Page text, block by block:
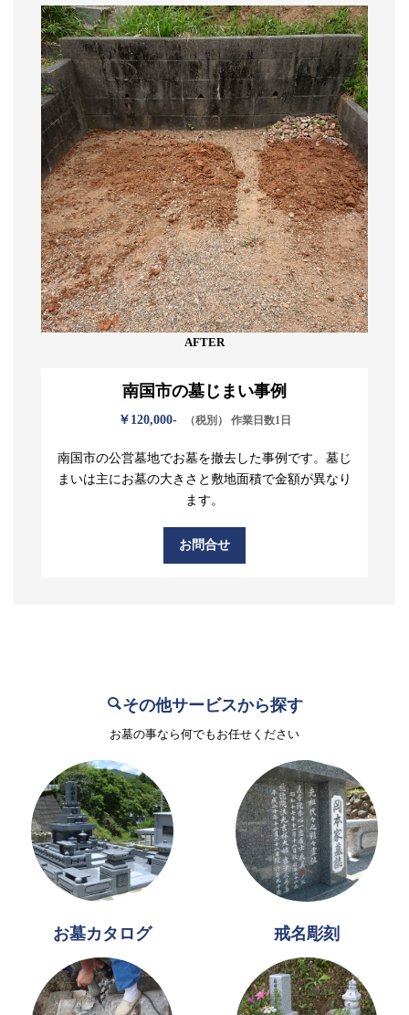
AFTER
南国市の墓じまい事例
￥120,000- （税別） 作業日数1日
南国市の公営墓地でお墓を撤去した事例です。墓じ
まいは主にお墓の大きさと敷地面積で金額が異なり
ます。
お問合せ
その他サービスから探す
お墓の事なら何でもお任せください
お墓カタログ 戒名彫刻